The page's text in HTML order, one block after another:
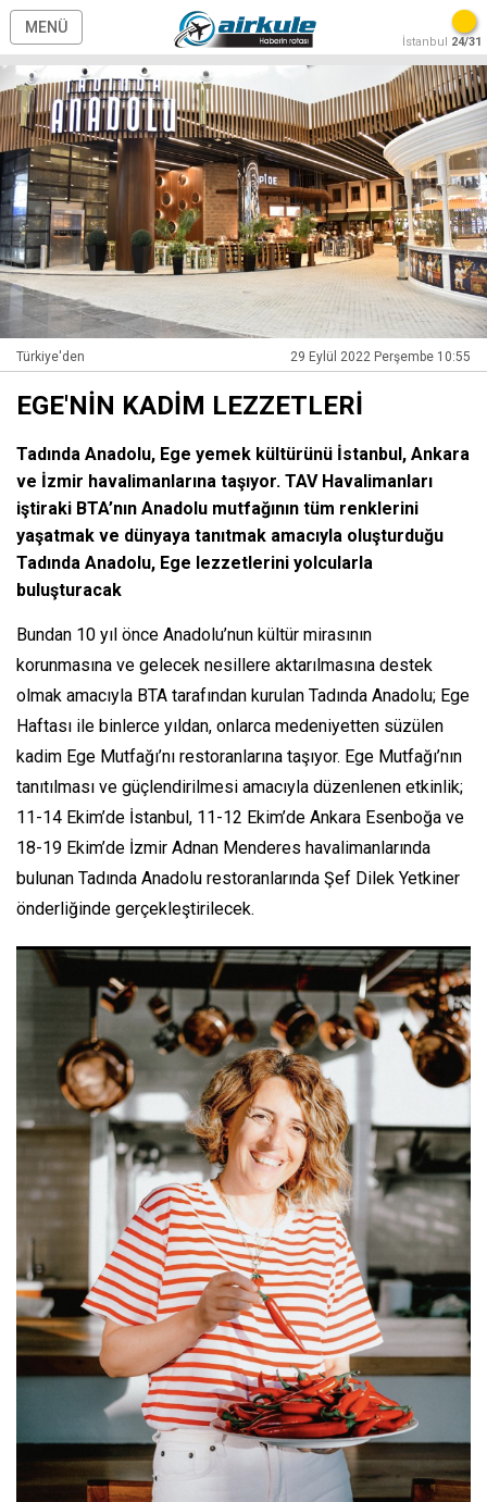
MENÜ
İstanbul 24/31
Türkiye'den 29 Eylül 2022 Perşembe 10:55
EGE'NİN KADİM LEZZETLERİ
Tadında Anadolu, Ege yemek kültürünü İstanbul, Ankara
ve İzmir havalimanlarına taşıyor. TAV Havalimanları
iştiraki BTA’nın Anadolu mutfağının tüm renklerini
yaşatmak ve dünyaya tanıtmak amacıyla oluşturduğu
Tadında Anadolu, Ege lezzetlerini yolcularla
buluşturacak
Bundan 10 yıl önce Anadolu’nun kültür mirasının
korunmasına ve gelecek nesillere aktarılmasına destek
olmak amacıyla BTA tarafından kurulan Tadında Anadolu; Ege
Haftası ile binlerce yıldan, onlarca medeniyetten süzülen
kadim Ege Mutfağı’nı restoranlarına taşıyor. Ege Mutfağı’nın
tanıtılması ve güçlendirilmesi amacıyla düzenlenen etkinlik;
11-14 Ekim’de İstanbul, 11-12 Ekim’de Ankara Esenboğa ve
18-19 Ekim’de İzmir Adnan Menderes havalimanlarında
bulunan Tadında Anadolu restoranlarında Şef Dilek Yetkiner
önderliğinde gerçekleştirilecek.